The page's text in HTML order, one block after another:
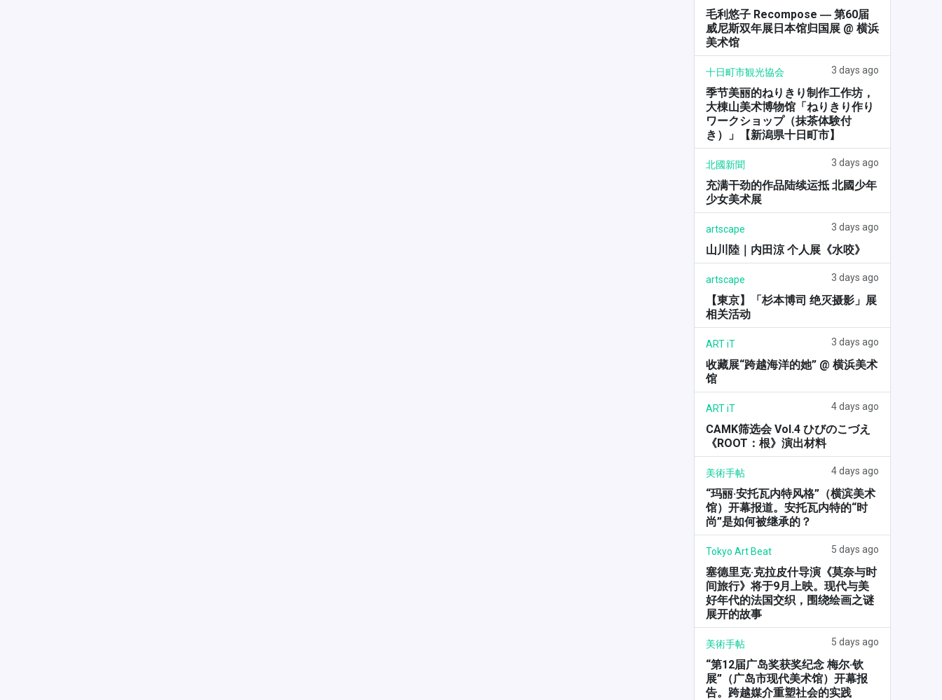
毛利悠子 Recompose ― 第60届
威尼斯双年展日本馆归国展 @ 横浜
美术馆
十日町市観光協会 3 days ago
季节美丽的ねりきり制作工作坊，
大棟山美术博物馆「ねりきり作り
ワークショップ（抹茶体験付
き）」【新潟県十日町市】
北國新聞 3 days ago
充满干劲的作品陆续运抵 北國少年
少女美术展
artscape 3 days ago
山川陸｜内田涼 个人展《水咬》
artscape 3 days ago
【東京】「杉本博司 绝灭摄影」展
相关活动
ART iT 3 days ago
收藏展“跨越海洋的她” @ 横浜美术
馆
ART iT 4 days ago
CAMK筛选会 Vol.4 ひびのこづえ
《ROOT：根》演出材料
美術手帖 4 days ago
“玛丽·安托瓦内特风格”（横滨美术
馆）开幕报道。安托瓦内特的“时
尚”是如何被继承的？
Tokyo Art Beat 5 days ago
塞德里克·克拉皮什导演《莫奈与时
间旅行》将于9月上映。现代与美
好年代的法国交织，围绕绘画之谜
展开的故事
美術手帖 5 days ago
“第12届广岛奖获奖纪念 梅尔·钦
展”（广岛市现代美术馆）开幕报
告。跨越媒介重塑社会的实践